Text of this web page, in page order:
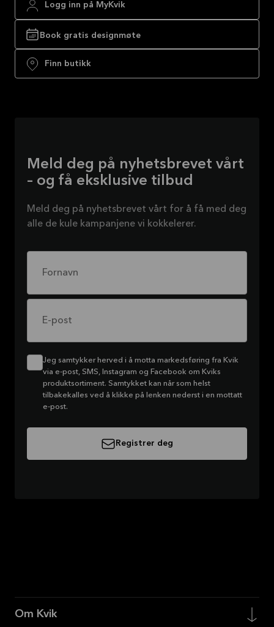
Logg inn på MyKvik
Book gratis designmøte
Finn butikk
Meld deg på nyhetsbrevet vårt
– og få eksklusive tilbud
Meld deg på nyhetsbrevet vårt for å få med deg
alle de kule kampanjene vi kokkelerer.
Fornavn
E-post
Jeg samtykker herved i å motta markedsføring fra Kvik
via e-post, SMS, Instagram og Facebook om Kviks
produktsortiment. Samtykket kan når som helst
tilbakekalles ved å klikke på lenken nederst i en mottatt
e-post.
Registrer deg
Om Kvik